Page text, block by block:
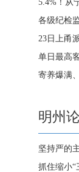
5.4%！从
各级纪检
23日上甬
单日最高
寄养爆满
明州
坚持严的
抓住缩小“